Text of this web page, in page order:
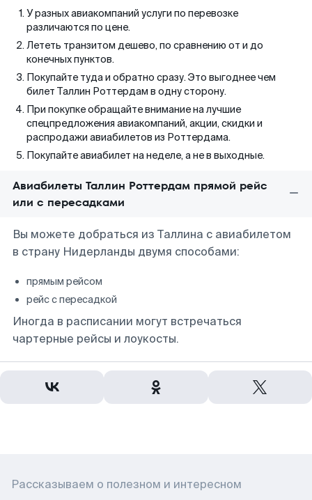
У разных авиакомпаний услуги по перевозке
различаются по цене.
Лететь транзитом дешево, по сравнению от и до
конечных пунктов.
Покупайте туда и обратно сразу. Это выгоднее чем
билет Таллин Роттердам в одну сторону.
При покупке обращайте внимание на лучшие
спецпредложения авиакомпаний, акции, скидки и
распродажи авиабилетов из Роттердама.
Покупайте авиабилет на неделе, а не в выходные.
Авиабилеты Таллин Роттердам прямой рейс
или с пересадками
Вы можете добраться из Таллина с авиабилетом
в страну Нидерланды двумя способами:
прямым рейсом
рейс с пересадкой
Иногда в расписании могут встречаться
чартерные рейсы и лоукосты.
Рассказываем о полезном и интересном